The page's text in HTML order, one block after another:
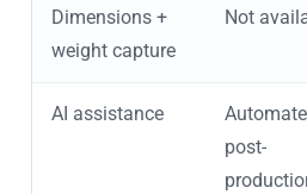
Dimensions +
weight capture
Not
AI assistance
post-